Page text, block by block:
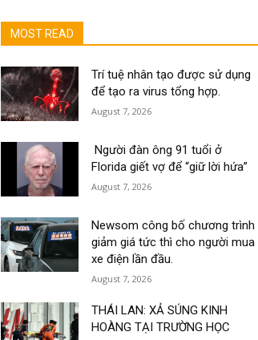
MOST READ
Trí tuệ nhân tạo được sử dụng
để tạo ra virus tổng hợp.
August 7, 2026
Người đàn ông 91 tuổi ở
Florida giết vợ để “giữ lời hứa”
August 7, 2026
Newsom công bố chương trình
giảm giá tức thì cho người mua
xe điện lần đầu.
August 7, 2026
THÁI LAN: XẢ SÚNG KINH
HOÀNG TẠI TRƯỜNG HỌC